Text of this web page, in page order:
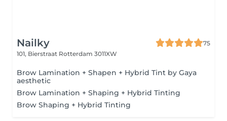
Nailky
75
101, Bierstraat Rotterdam 3011XW
Brow Lamination + Shapen + Hybrid Tint by Gaya
aesthetic
Brow Lamination + Shaping + Hybrid Tinting
Brow Shaping + Hybrid Tinting